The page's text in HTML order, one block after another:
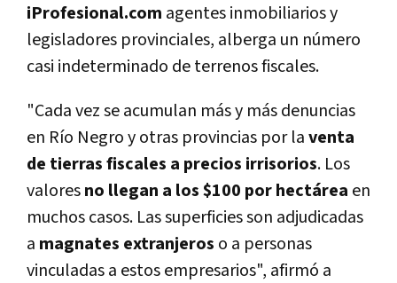
iProfesional.com agentes inmobiliarios y
legisladores provinciales, alberga un número
casi indeterminado de terrenos fiscales.
"Cada vez se acumulan más y más denuncias
en Río Negro y otras provincias por laventa
de tierras fiscales a precios irrisorios. Los
valoresno llegan a los $100 por hectárea en
muchos casos. Las superficies son adjudicadas
a magnates extranjeros o a personas
vinculadas a estos empresarios", afirmó a